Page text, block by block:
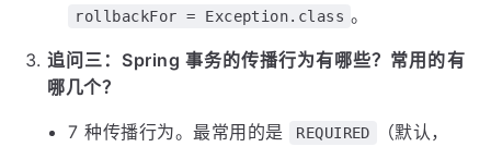
rollbackFor = Exception.class 。
追问三：Spring 事务的传播行为有哪些？常用的有
哪几个？
7 种传播行为。最常用的是 REQUIRED
（默认，